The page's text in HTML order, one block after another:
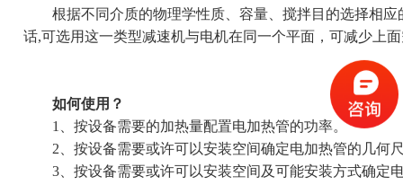
根据不同介质的物理学性质、容量、搅拌目的选择相应
话,可选用这一类型减速机与电机在同一个平面，可减少上
如何使用？
1、按设备需要的加热量配置电加热管的功率。
2、按设备需要或许可以安装空间确定电加热管的几何
3、按设备需要或许可以安装空间及可能安装方式确定